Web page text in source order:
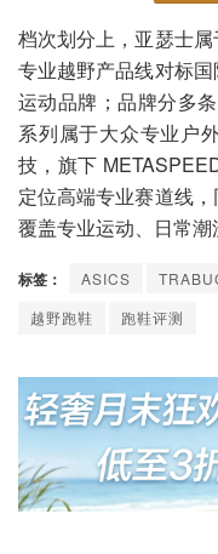
档次划分上，亚瑟士属
专业越野产品线对标
运动品牌；品牌分多
系列属于大众专业户
技，旗下
定位高端专业赛道线
覆盖专业运动、日常潮
标签： ASICS
越野跑鞋
跑鞋评测